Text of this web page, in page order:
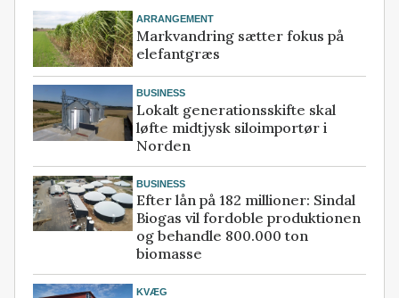
ARRANGEMENT
Markvandring sætter fokus på
elefantgræs
BUSINESS
Lokalt generationsskifte skal
løfte midtjysk siloimportør i
Norden
BUSINESS
Efter lån på 182 millioner: Sindal
Biogas vil fordoble produktionen
og behandle 800.000 ton
biomasse
KVÆG